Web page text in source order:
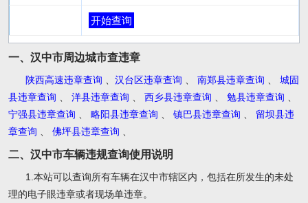
开始查询
一、汉中市周边城市查违章
陕西高速违章查询 汉台区违章查询 南郑县违章查询
城固
县违章查询
洋县违章查询 西乡县违章查询 勉县违章查询
宁强县违章查询
略阳县违章查询 镇巴县违章查询
留坝县违
章查询
佛坪县违章查询
二、汉中市车辆违规查询使用说明
1.本站可以查询所有车辆在汉中市辖区内，包括在所发生的未处
理的电子眼违章或者现场单违章。